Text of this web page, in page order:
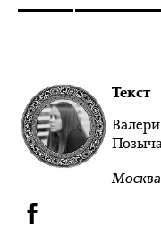
Текст
Москва